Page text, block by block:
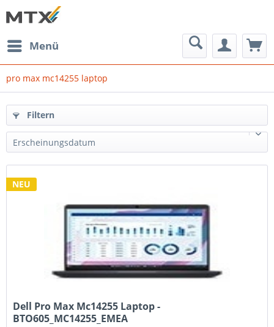
Menü
pro max mc14255 laptop
Filtern
Erscheinungsdatum
NEU
Dell Pro Max Mc14255 Laptop -
BTO605_MC14255_EMEA